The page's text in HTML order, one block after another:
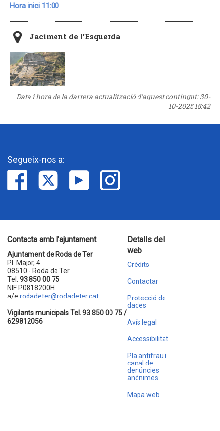
Hora inici 11:00
Jaciment de l'Esquerda
Data i hora de la darrera actualització d'aquest contingut:30-
10-2025 15:42
Segueix-nos a:
Contacta amb l'ajuntament
Ajuntament de Roda de Ter
Pl. Major, 4
08510 - Roda de Ter
Tel. 93 850 00 75
NIF P0818200H
a/e rodadeter@rodadeter.cat
Vigilants municipals Tel. 93 850 00 75 /
629812056
Detalls del
web
Crèdits
Contactar
Protecció de
dades
Avís legal
Accessibilitat
Pla antifrau i
canal de
denúncies
anònimes
Mapa web